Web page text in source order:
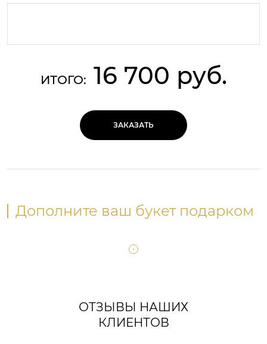
ИТОГО: 16 700 руб.
ЗАКАЗАТЬ
Дополните ваш букет подарком
ОТЗЫВЫ НАШИХ
КЛИЕНТОВ